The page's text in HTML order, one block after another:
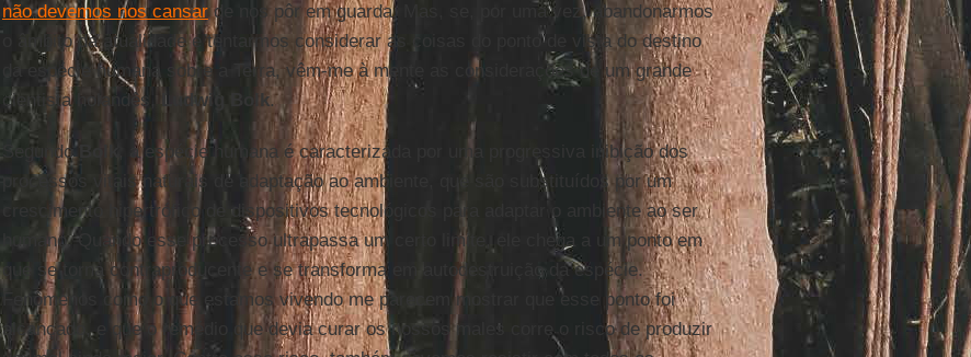
não devemos nos cansarde nos pôr em guarda. Mas, se, por uma vez, abandonarmos
o âmbito da atualidade e tentarmos considerar as coisas do ponto de vista do destino
da espécie humana sobre a Terra, vêm-me à mente as considerações de um grande
cientista holandês,
Ludwig Bolk.
Segundo
, a espécie humana é caracterizada por uma progressiva inibição dos
processos vitais naturais de adaptação ao ambiente, que são substituídos por um
crescimento hipertrófico de dispositivos tecnológicos para adaptar o ambiente ao ser
humano. Quando esse processo ultrapassa um certo limite, ele chega a um ponto em
que se torna contraproducente e se transforma em autodestruição da espécie.
Fenômenos como o que estamos vivendo me parecem mostrar que esse ponto foi
alcançado, e que o remédio que devia curar os nossos males corre o risco de produzir